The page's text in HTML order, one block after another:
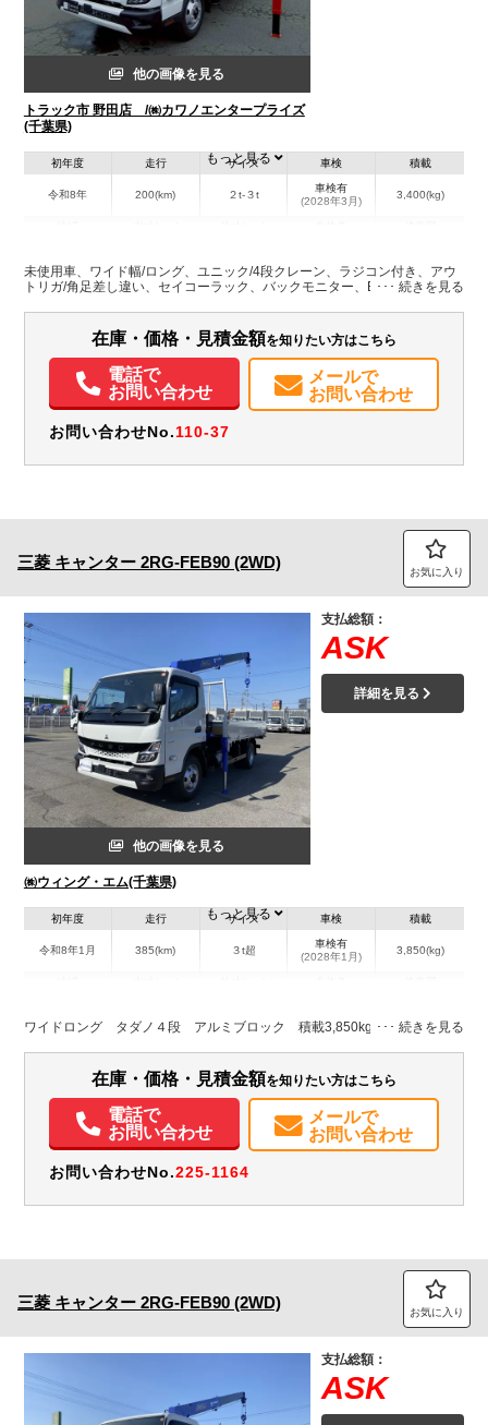
他の画像を見る
トラック市 野田店 /㈱カワノエンタープライズ
(千葉県)
初年度
令和8年
走行
200(km)
サイズ
２t-３t
車検
車検有
(2028年3月)
積載
3,400(kg)
千葉県
W:2,080
H:370
W:2,220
H:2,760
装備情報
電動格納ミラー
ETC 取扱説明書（一部含む）
もっと見る
未使用車、ワイド幅/ロング、ユニック/4段クレーン、ラジコン付き、アウ
トリガ/角足差し違い、セイコーラック、バックモニター、ETC2.0
在庫・価格・見積金額を知りたい方はこちら
電話で
お問い合わせ
メールで
お問い合わせ
お問い合わせNo.110-37
三菱 キャンター 2RG-FEB90 (2WD) お気に入り
他の画像を見る
㈱ウィング・エム(千葉県)
支払総額：
ASK
詳細を見る
初年度
令和8年1月
走行
385(km)
サイズ
３t超
車検
車検有
(2028年1月)
積載
3,850(kg)
千葉県
W:2,080
H:410
W:2,170
H:2,810
無
装備情報
エアコン パワステ パワーウィンドウ エアバッグ
集中ドアロック
電動格納ミラー
ETC バックモニター
取扱説明書（一部含む）
メンテナンスノート（保証書）
もっと見る
ワイドロング タダノ４段 アルミブロック 積載3,850kg DUONIC
在庫・価格・見積金額を知りたい方はこちら
電話で
お問い合わせ
メールで
お問い合わせ
お問い合わせNo.225-1164
三菱 キャンター 2RG-FEB90 (2WD) お気に入り
支払総額：
ASK